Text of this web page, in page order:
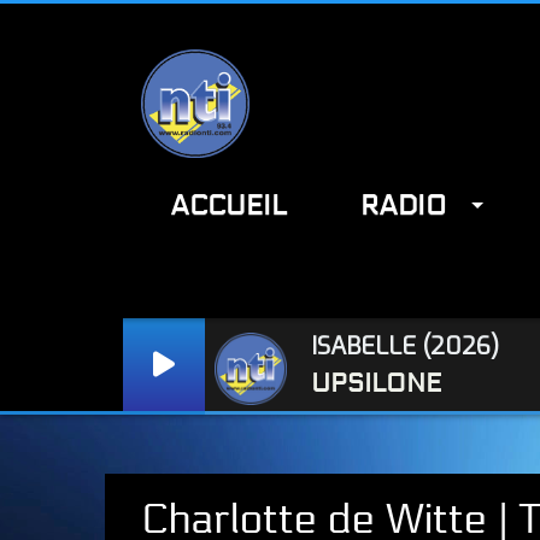
ACCUEIL RADIO
ISABELLE (2026)
UPSILONE
Charlotte de Witte |